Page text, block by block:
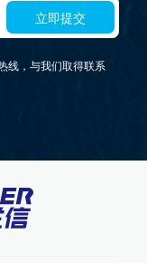
立即提交
线，与我们取得联系